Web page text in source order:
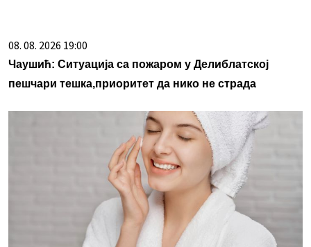
08. 08. 2026 19:00
Чаушић: Ситуација са пожаром у Делиблатској
пешчари тешка,приоритет да нико не страда